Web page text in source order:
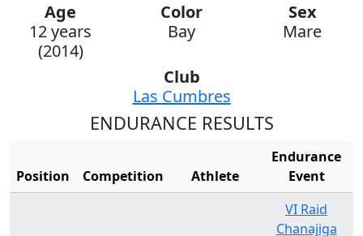
Age
12 years
(2014)
Color
Bay
Sex
Mare
Club
Las Cumbres
ENDURANCE RESULTS
Position Competition Athlete
Endurance
Event
VI Raid
Chanajiga